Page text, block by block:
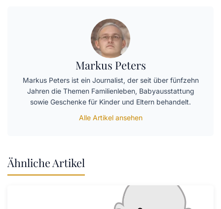
Markus Peters
Markus Peters ist ein Journalist, der seit über fünfzehn
Jahren die Themen Familienleben, Babyausstattung
sowie Geschenke für Kinder und Eltern behandelt.
Alle Artikel ansehen
Ähnliche Artikel